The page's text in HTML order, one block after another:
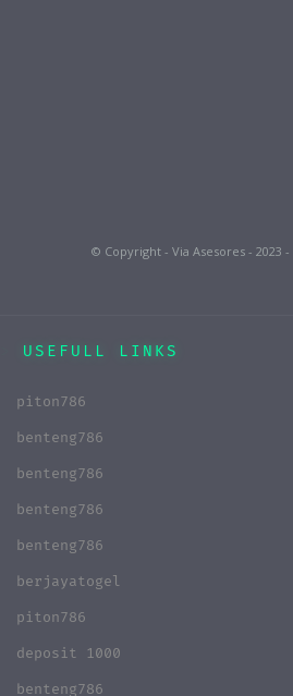
© Copyright - Via Asesores - 2023 -
USEFULL LINKS
piton786
benteng786
benteng786
benteng786
benteng786
berjayatogel
piton786
deposit 1000
benteng786